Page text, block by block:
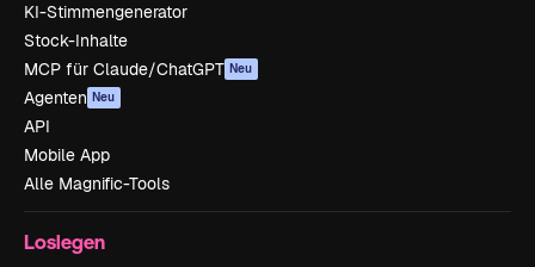
KI-Stimmengenerator
Stock-Inhalte
MCP für Claude/ChatGPT Neu
Agenten Neu
API
Mobile App
Alle Magnific-Tools
Loslegen